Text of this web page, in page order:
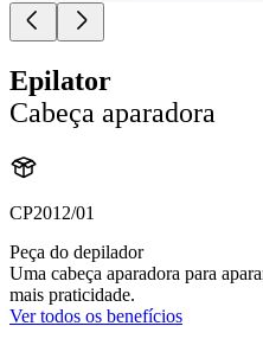
Epilator
Cabeça aparadora
CP2012/01
Peça do depilador
Uma cabeça aparadora para
mais praticidade.
Ver todos os benefícios